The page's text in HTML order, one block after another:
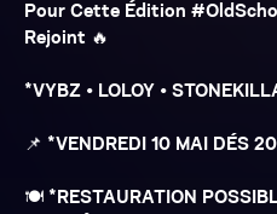
Pour Cette Édition
Rejoint 🔥
*VYBZ • LOLOY •
📌 *VENDREDI 10 MAI DÉS
🍽️ *RESTAURATION